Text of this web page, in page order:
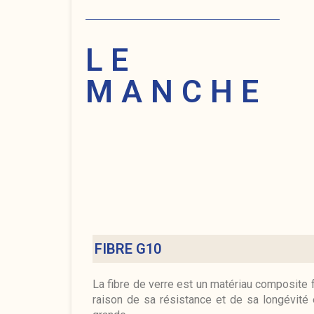
LE
MANCHE
FIBRE G10
La fibre de verre est un matériau
raison de sa résistance et de sa longévité